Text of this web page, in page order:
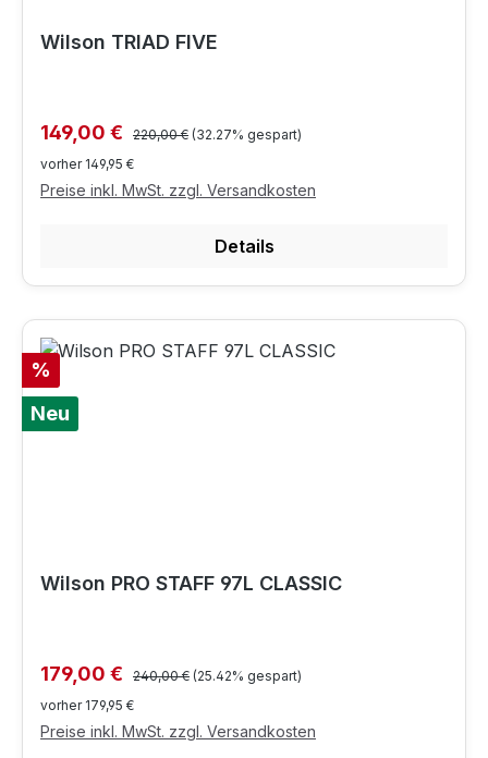
Wilson TRIAD FIVE
Verkaufspreis:
149,00 € Regulärer Preis:
220,00 € (32.27% gespart)
vorher 149,95 €
Preise inkl. MwSt. zzgl. Versandkosten
Details
Rabatt
%
Neu
Wilson PRO STAFF 97L CLASSIC
Verkaufspreis:
179,00 € Regulärer Preis:
240,00 € (25.42% gespart)
vorher 179,95 €
Preise inkl. MwSt. zzgl. Versandkosten